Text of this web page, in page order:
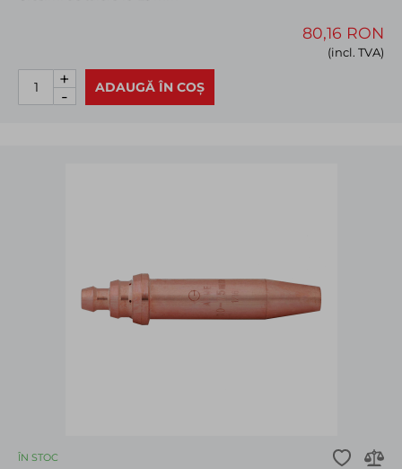
80,16 RON
(incl. TVA)
ADAUGĂ ÎN COȘ
+
-
ÎN STOC